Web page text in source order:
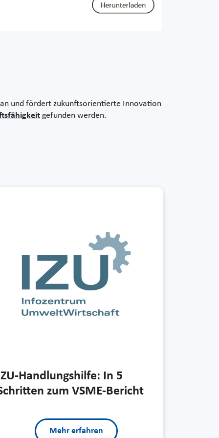
und fördert zukunftsorientierte Innovation
gefunden werden.
Handlungshilfe: In 5
zum VSME-Bericht
Mehr erfahren